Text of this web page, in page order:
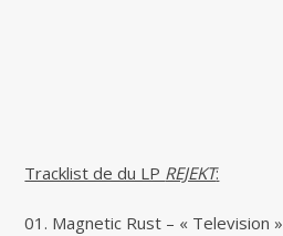
Tracklist de du LP REJEKT:
01. Magnetic Rust – « Television »